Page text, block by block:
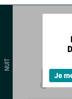
NUIT
Je